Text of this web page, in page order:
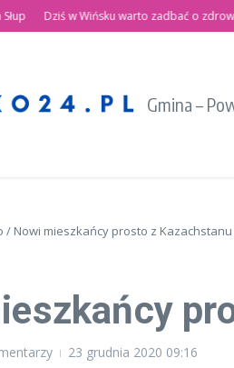
w Wińsku warto zadbać o zdrowie!
Gmina –
/ Nowi mieszkańcy prosto z Kazachstanu
23 grudnia 2020 09:16